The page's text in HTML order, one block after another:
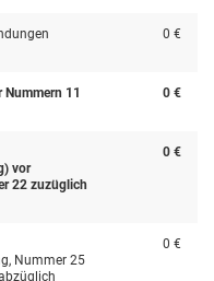
0 €
11
0 €
vor
22 zuzüglich
0 €
Nummer 25
0 €